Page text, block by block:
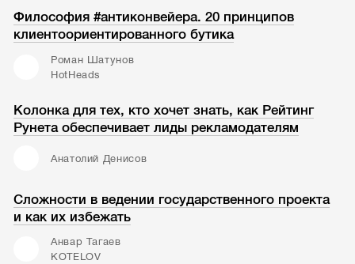
Философия #антиконвейера. 20 принципов
клиентоориентированного бутика
Роман Шатунов
HotHeads
Колонка для тех, кто хочет знать, как Рейтинг
Рунета обеспечивает лиды рекламодателям
Анатолий Денисов
Сложности в ведении государственного проекта
и как их избежать
Анвар Тагаев
KOTELOV